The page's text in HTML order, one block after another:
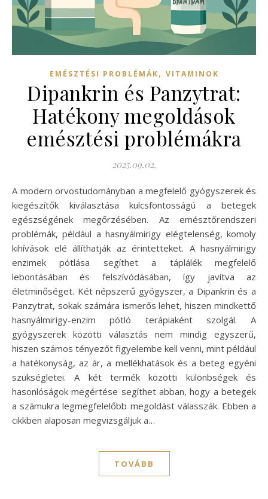
EMÉSZTÉSI PROBLÉMÁK, VITAMINOK
Dipankrin és Panzytrat:
Hatékony megoldások
emésztési problémákra
2025.09.02.
A modern orvostudományban a megfelelő gyógyszerek és
kiegészítők kiválasztása kulcsfontosságú a betegek
egészségének megőrzésében. Az emésztőrendszeri
problémák, például a hasnyálmirigy elégtelenség, komoly
kihívások elé állíthatják az érintetteket. A hasnyálmirigy
enzimek pótlása segíthet a táplálék megfelelő
lebontásában és felszívódásában, így javítva az
életminőséget. Két népszerű gyógyszer, a Dipankrin és a
Panzytrat, sokak számára ismerős lehet, hiszen mindkettő
hasnyálmirigy-enzim pótló terápiaként szolgál. A
gyógyszerek közötti választás nem mindig egyszerű,
hiszen számos tényezőt figyelembe kell venni, mint például
a hatékonyság, az ár, a mellékhatások és a beteg egyéni
szükségletei. A két termék közötti különbségek és
hasonlóságok megértése segíthet abban, hogy a betegek
a számukra legmegfelelőbb megoldást válasszák. Ebben a
cikkben alaposan megvizsgáljuk a…
TOVÁBB